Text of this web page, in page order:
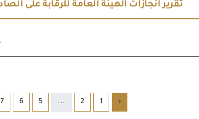
تقرير انجازات الهيئة العامة للرقابة على
تقرير
‹
1
2
...
5
6
7